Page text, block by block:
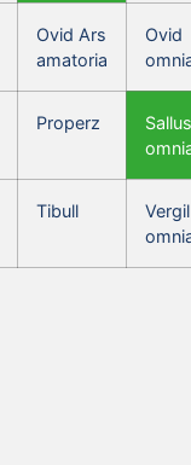
Ovid Ars
amatoria
Ovid
Properz
Tibull
Vergil